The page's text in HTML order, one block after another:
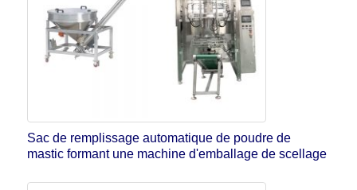
Sac de remplissage automatique de poudre de
mastic formant une machine d'emballage de scellage